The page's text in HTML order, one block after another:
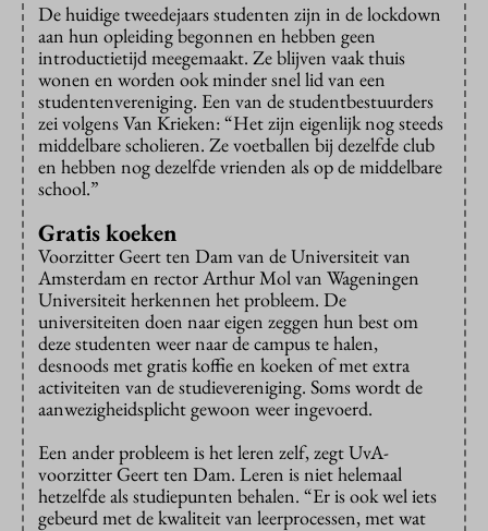
De huidige tweedejaars studenten zijn in de lockdown
aan hun opleiding begonnen en hebben geen
introductietijd meegemaakt. Ze blijven vaak thuis
wonen en worden ook minder snel lid van een
studentenvereniging. Een van de studentbestuurders
zei volgens Van Krieken: “Het zijn eigenlijk nog steeds
middelbare scholieren. Ze voetballen bij dezelfde club
en hebben nog dezelfde vrienden als op de middelbare
school.”
Gratis koeken
Voorzitter Geert ten Dam van de Universiteit van
Amsterdam en rector Arthur Mol van Wageningen
Universiteit herkennen het probleem. De
universiteiten doen naar eigen zeggen hun best om
deze studenten weer naar de campus te halen,
desnoods met gratis koffie en koeken of met extra
activiteiten van de studievereniging. Soms wordt de
aanwezigheidsplicht gewoon weer ingevoerd.
Een ander probleem is het leren zelf, zegt UvA-
voorzitter Geert ten Dam. Leren is niet helemaal
hetzelfde als studiepunten behalen. “Er is ook wel iets
gebeurd met de kwaliteit van leerprocessen, met wat